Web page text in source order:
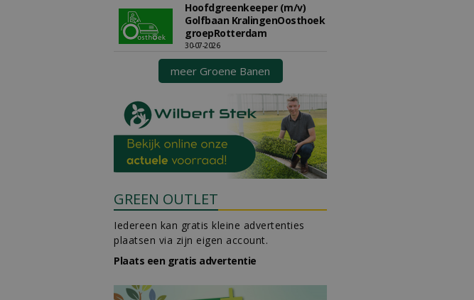
Hoofdgreenkeeper (m/v)
Golfbaan KralingenOosthoek
groepRotterdam
30-07-2026
meer Groene Banen
GREEN OUTLET
Iedereen kan gratis kleine advertenties
plaatsen via zijn eigen account.
Plaats een gratis advertentie